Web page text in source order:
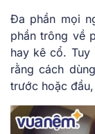
Đa phần mọi
phần trông về
hay kê cổ. Tuy
rằng cách
trước hoặc